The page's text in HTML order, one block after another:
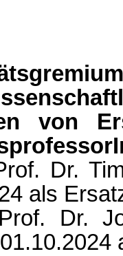
von
Dr.
als
Dr.